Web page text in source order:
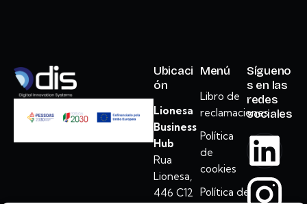
Ubicaci
ón
Lionesa
Business
Hub
Rua
Lionesa,
446 C12
Menú
Libro de
reclamaciones
Política
de
cookies
Política de
Sígueno
s en las
redes
sociales